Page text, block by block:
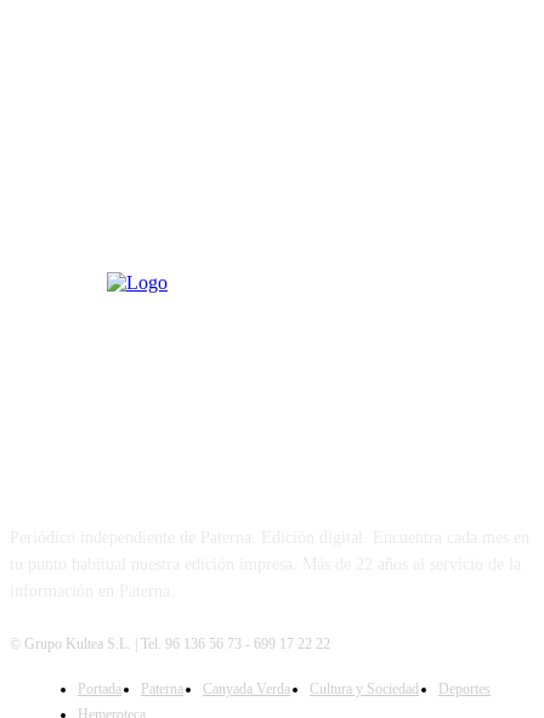
SÍGUENOS
© Grupo Kultea S.L. | Tel. 96 136 56 73 - 699 17 22 22
Portada Paterna Canyada Verda Cultura y Sociedad
Deportes
Hemeroteca